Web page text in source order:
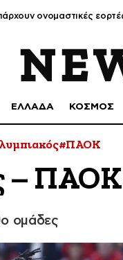
ονομαστικές
ΕΛΛΑΔΑ ΚΟΣΜΟΣ
#ΠΑΟΚ
ΠΑΟΚ:
ομάδες